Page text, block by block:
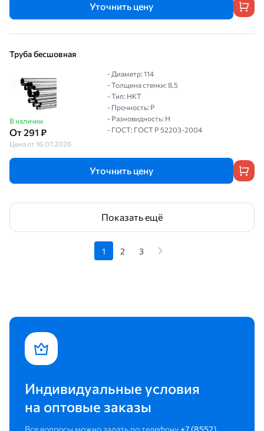
Уточнить цену
Труба бесшовная
В наличии
От 291 ₽
Цена от 16.07.2026
- Диаметр: 114
- Толщина стенки: 8.5
- Тип: НКТ
- Прочность: Р
- Разновидность: Н
- ГОСТ: ГОСТ Р 52203-2004
Уточнить цену
Показать ещё
1 2 3
Индивидуальные условия
на оптовые заказы
Все вопросы можно задать по телефону +7 (8552)